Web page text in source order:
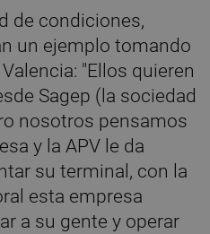
de condiciones,
un ejemplo tomando
"Ellos quieren
Sagep (la sociedad
nosotros pensamos
y la APV le da
su terminal, con la
esta empresa
a su gente y operar